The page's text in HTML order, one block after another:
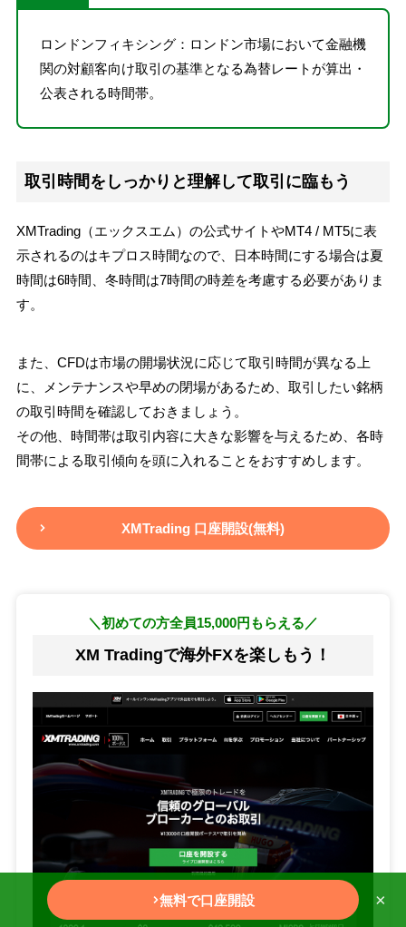
ロンドンフィキシング：ロンドン市場において金融機
関の対顧客向け取引の基準となる為替レートが算出・
公表される時間帯。
取引時間をしっかりと理解して取引に臨もう
XMTrading（エックスエム）の公式サイトやMT4 / MT5に表
示されるのはキプロス時間なので、日本時間にする場合は夏
時間は6時間、冬時間は7時間の時差を考慮する必要がありま
す。
また、CFDは市場の開場状況に応じて取引時間が異なる上
に、メンテナンスや早めの閉場があるため、取引したい銘柄
の取引時間を確認しておきましょう。
その他、時間帯は取引内容に大きな影響を与えるため、各時
間帯による取引傾向を頭に入れることをおすすめします。
XMTrading 口座開設(無料)
＼初めての方全員15,000円もらえる／
XM Tradingで海外FXを楽しもう！
無料で口座開設 ×